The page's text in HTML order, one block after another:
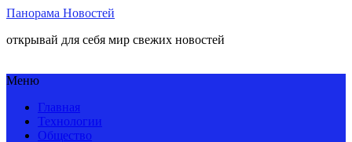
Панорама Новостей
открывай для себя мир свежих новостей
Меню
Главная
Технологии
Общество